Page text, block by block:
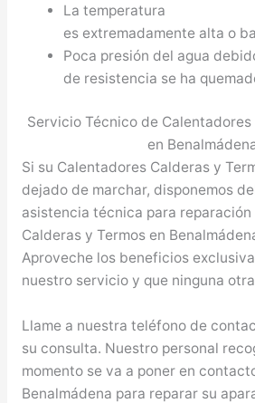
La temperatura
es extremadamente alta o
Poca presión del agua
de resistencia se ha
Servicio Técnico de
en
Si su Calentadores Calderas y
dejado de marchar, disponemos
asistencia técnica para
Calderas y Termos en
Aproveche los beneficios
nuestro servicio y que ninguna
Llame a nuestra teléfono de
su consulta. Nuestro personal
momento se va a poner en
Benalmádena para reparar su